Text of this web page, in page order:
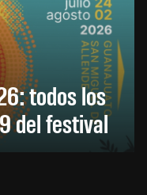
todos los
del festival